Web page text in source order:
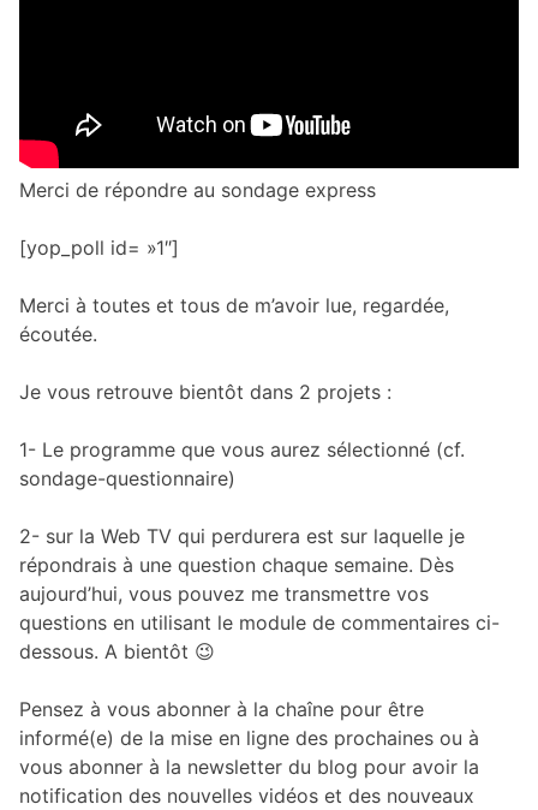
Merci de répondre au sondage express
[yop_poll id= »1″]
Merci à toutes et tous de m’avoir lue, regardée,
écoutée.
Je vous retrouve bientôt dans 2 projets :
1- Le programme que vous aurez sélectionné (cf.
sondage-questionnaire)
2- sur la Web TV qui perdurera est sur laquelle je
répondrais à une question chaque semaine. Dès
aujourd’hui, vous pouvez me transmettre vos
questions en utilisant le module de commentaires ci-
dessous. A bientôt 😉
Pensez à vous abonner à la chaîne pour être
informé(e) de la mise en ligne des prochaines ou à
vous abonner à la newsletter du blog pour avoir la
notification des nouvelles vidéos et des nouveaux